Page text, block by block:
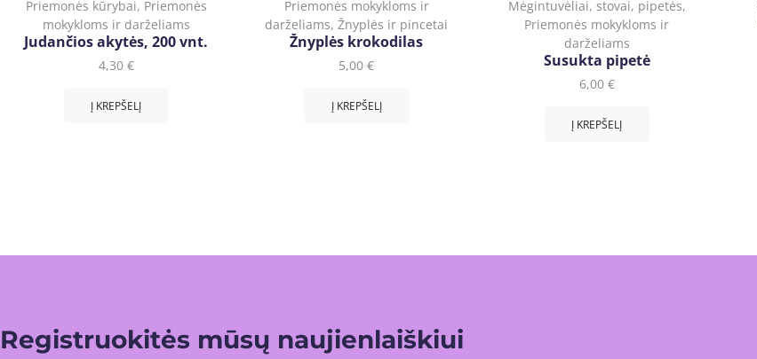
Priemonės kūrybai, Priemonės
mokykloms ir darželiams
Judančios akytės, 200 vnt.
4,30 €
Į KREPŠELĮ
Priemonės mokykloms ir
darželiams,Žnyplės ir pincetai
Žnyplės krokodilas
5,00€
Į KREPŠELĮ
Mėgintuvėliai, stovai, pipetės,
Priemonės mokykloms ir
darželiams
Susukta pipetė
6,00 €
Į KREPŠELĮ
Registruokitės mūsų naujienlaiškiui